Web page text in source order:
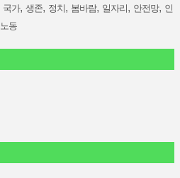
국가, 생존, 정치, 봄바람, 일자리, 안전망, 인
노동